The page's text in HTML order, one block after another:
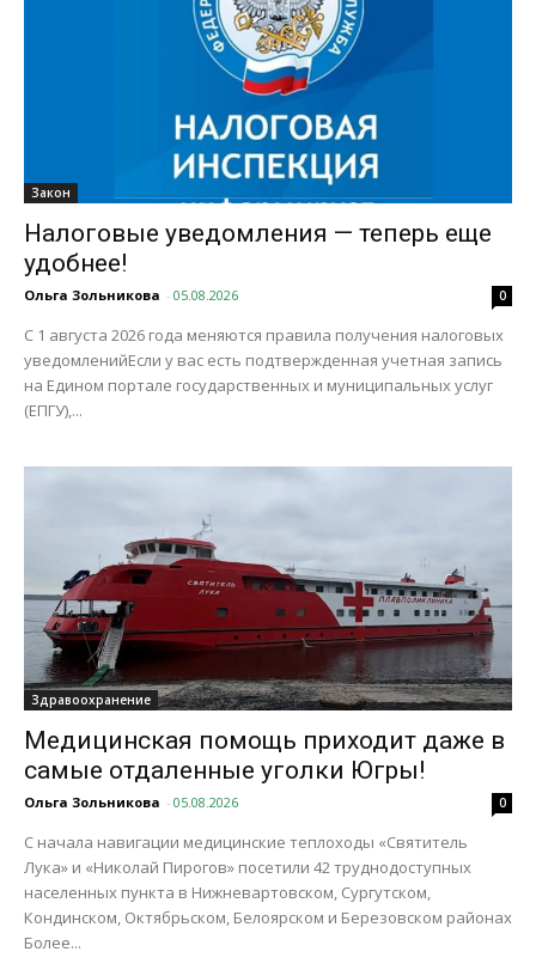
Закон
Налоговые уведомления — теперь еще
удобнее!
Ольга Зольникова - 05.08.2026 0
С 1 августа 2026 года меняются правила получения налоговых
уведомленийЕсли у вас есть подтвержденная учетная запись
на Едином портале государственных и муниципальных услуг
(ЕПГУ),...
Здравоохранение
Медицинская помощь приходит даже в
самые отдаленные уголки Югры!
Ольга Зольникова - 05.08.2026 0
С начала навигации медицинские теплоходы «Святитель
Лука» и «Николай Пирогов» посетили 42 труднодоступных
населенных пункта в Нижневартовском, Сургутском,
Кондинском, Октябрьском, Белоярском и Березовском районах
Более...